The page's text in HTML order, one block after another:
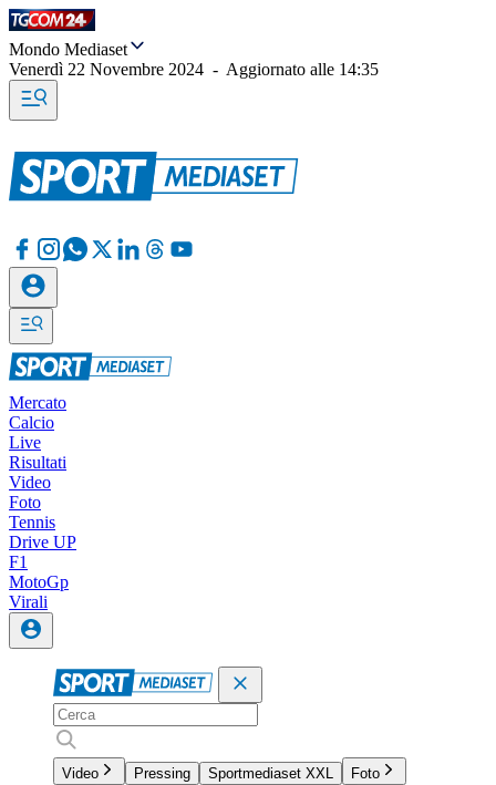
Mondo Mediaset
Venerdì 22 Novembre 2024 - Aggiornato alle 14:35
Mercato
Calcio
Live
Risultati
Video
Foto
Tennis
Drive UP
F1
MotoGp
Virali
Video Pressing Sportmediaset XXL
Foto